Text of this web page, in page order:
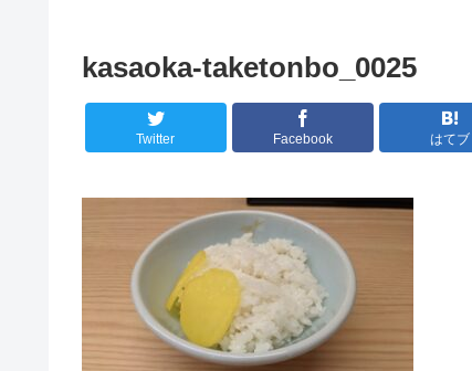
kasaoka-taketonbo_0025
Twitter Facebook はてブ